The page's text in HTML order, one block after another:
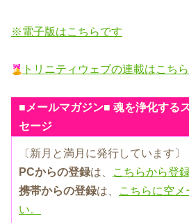
※電子版はこちらです
トリニティウェブの連載はこちら
■メールマガジン■ 魂を浄化する
セージ
〔新月と満月に発行しています〕
PCからの登録は、
こちらから登
携帯からの登録は、
こちらに空メ
い。